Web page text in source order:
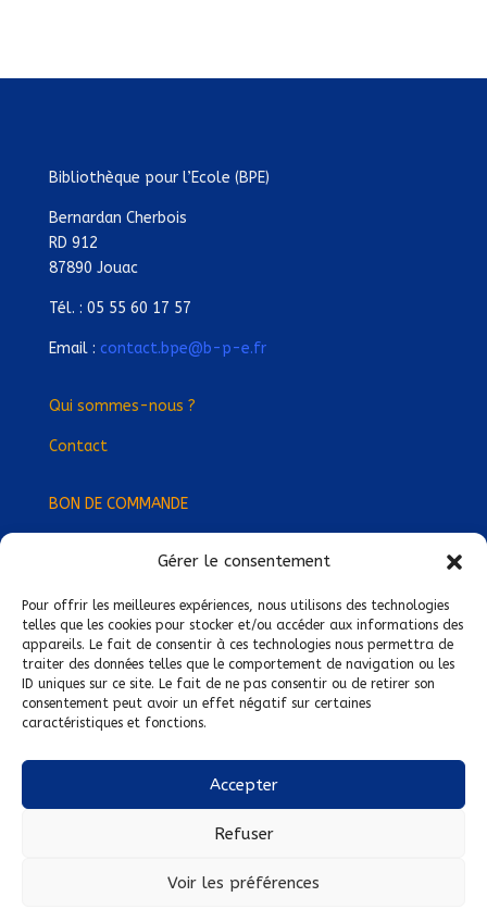
Gérer le consentement
Pour offrir les meilleures expériences, nous utilisons des technologies
telles que les cookies pour stocker et/ou accéder aux informations des
appareils. Le fait de consentir à ces technologies nous permettra de
traiter des données telles que le comportement de navigation ou les
ID uniques sur ce site. Le fait de ne pas consentir ou de retirer son
consentement peut avoir un effet négatif sur certaines
caractéristiques et fonctions.
Accepter
Refuser
Voir les préférences
Bibliothèque pour l’Ecole (BPE)
Bernardan Cherbois
RD 912
87890 Jouac
Tél. : 05 55 60 17 57
Email : contact.bpe@b-p-e.fr
Qui sommes-nous ?
Contact
BON DE COMMANDE
Devenez Délégué·e Régional·e !
Trouvez-nous près de chez vous !
Mentions légales
Conditions générales de vente
Politique de confidentialité